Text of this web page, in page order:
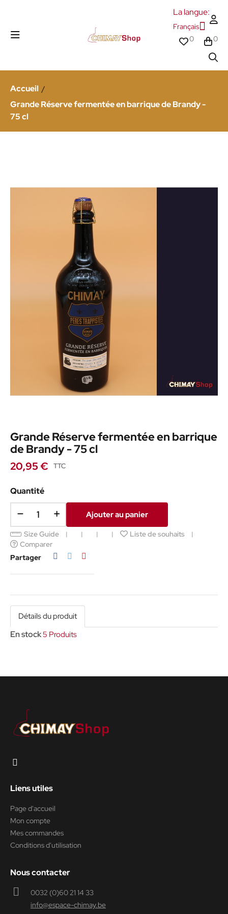
La langue:
Français
0
0
Accueil
Grande Réserve fermentée en barrique de Brandy -
75 cl
Grande Réserve fermentée en barrique
de Brandy - 75 cl
20,95 € TTC
Quantité
Ajouter au panier
Size Guide
Liste de souhaits
Comparer
Partager
Détails du produit
En stock5 Produits
Liens utiles
Page d'accueil
Mon compte
Mes commandes
Conditions d'utilisation
Nous contacter
0032 (0)60 21 14 33
info@espace-chimay.be